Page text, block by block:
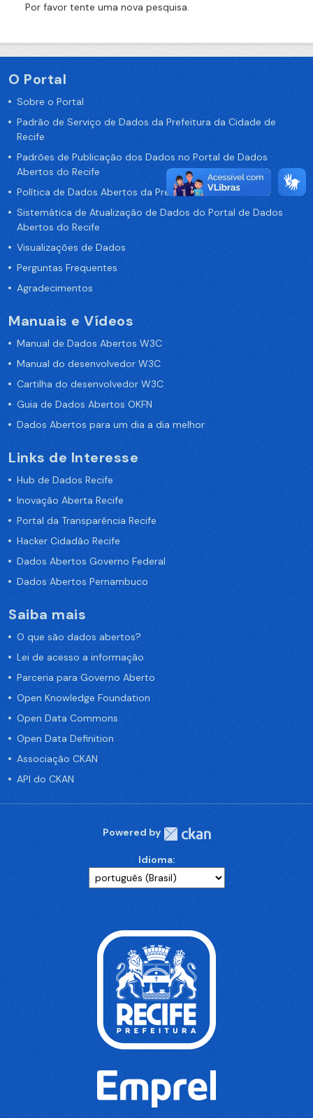
Por favor tente uma nova pesquisa.
O Portal
Sobre o Portal
Padrão de Serviço de Dados da Prefeitura da Cidade de
Recife
Padrões de Publicação dos Dados no Portal de Dados
Abertos do Recife
Política de Dados Abertos da Prefeitura do Recife
Sistemática de Atualização de Dados do Portal de Dados
Abertos do Recife
Visualizações de Dados
Perguntas Frequentes
Agradecimentos
Manuais e Vídeos
Manual de Dados Abertos W3C
Manual do desenvolvedor W3C
Cartilha do desenvolvedor W3C
Guia de Dados Abertos OKFN
Dados Abertos para um dia a dia melhor
Links de Interesse
Hub de Dados Recife
Inovação Aberta Recife
Portal da Transparência Recife
Hacker Cidadão Recife
Dados Abertos Governo Federal
Dados Abertos Pernambuco
Saiba mais
O que são dados abertos?
Lei de acesso a informação
Parceria para Governo Aberto
Open Knowledge Foundation
Open Data Commons
Open Data Definition
Associação CKAN
API do CKAN
Powered by
Idioma